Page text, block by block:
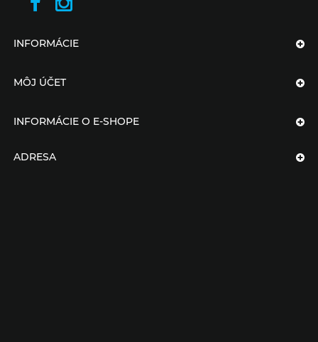
INFORMÁCIE
MÔJ ÚČET
INFORMÁCIE O E-SHOPE
ADRESA